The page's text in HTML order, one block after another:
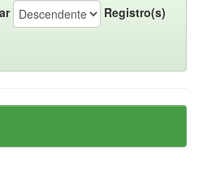
Registro(s)